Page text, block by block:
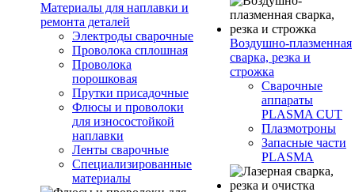
Материалы для наплавки и
ремонта деталей
Электроды сварочные
Проволока сплошная
Проволока
порошковая
Прутки присадочные
Флюсы и проволоки
для износостойкой
наплавки
Ленты сварочные
Специализированные
материалы
Воздушно-плазменная
сварка, резка и
строжка
Сварочные
аппараты
PLASMA CUT
Плазмотроны
Запасные части
PLASMA